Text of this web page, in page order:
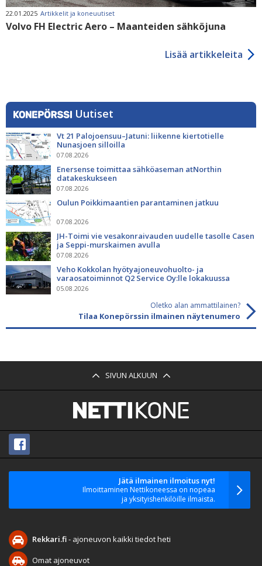
22.01.2025 Artikkelit ja koneuutiset
Volvo FH Electric Aero – Maanteiden sähköjuna
Lisää artikkeleita
Uutiset
Vt 21 Palojoensuu–Jatuni: liikenne kiertotielle
Nunasjoen silloilla
07.08.2026
Enersense toimittaa sähköaseman atNorthin
datakeskukseen
07.08.2026
Oulun Poikkimaantien parantaminen jatkuu
07.08.2026
JH-Toimi vie vesakonraivauden uudelle tasolle Casen
ja Seppi-murskaimen avulla
07.08.2026
Veho Kokkolan hyötyajoneuvohuolto- ja
varaosatoiminnot Q2 Service Oy:lle lokakuussa
05.08.2026
Oletko alan ammattilainen?
Tilaa Konepörssin ilmainen näytenumero
SIVUN ALKUUN
Jätä ilmainen ilmoitus nyt!
Ilmoittaminen Nettikoneessa on nopeaa
ja yksityishenkilöille ilmaista.
Rekkari.fi- ajoneuvon kaikki tiedot heti
Omat ajoneuvot